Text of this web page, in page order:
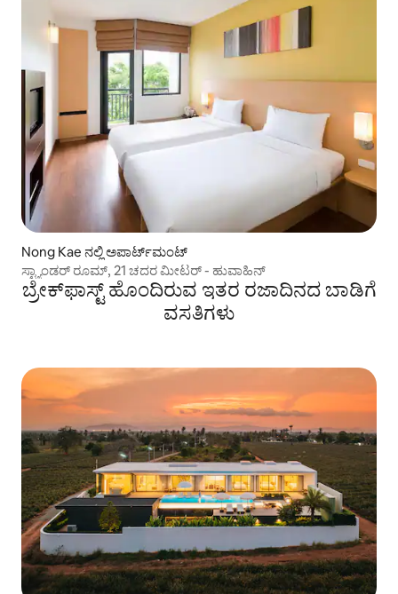
Nong Kae ನಲ್ಲಿ ಅಪಾರ್ಟ್‌ಮಂಟ್
ಸ್ಟ್ಯಾಂಡರ್ ರೂಮ್, 21 ಚದರ ಮೀಟರ್ - ಹುವಾಹಿನ್
ಬ್ರೇಕ್‌ಫಾಸ್ಟ್ ಹೊಂದಿರುವ ಇತರ ರಜಾದಿನದ ಬಾಡಿಗೆ
ವಸತಿಗಳು